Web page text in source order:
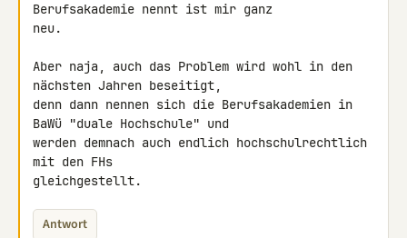
Berufsakademie nennt ist mir ganz
neu.
Aber naja, auch das Problem wird wohl in den
nächsten Jahren beseitigt,
denn dann nennen sich die Berufsakademien in
BaWü "duale Hochschule" und
werden demnach auch endlich hochschulrechtlich
mit den FHs
gleichgestellt.
Antwort